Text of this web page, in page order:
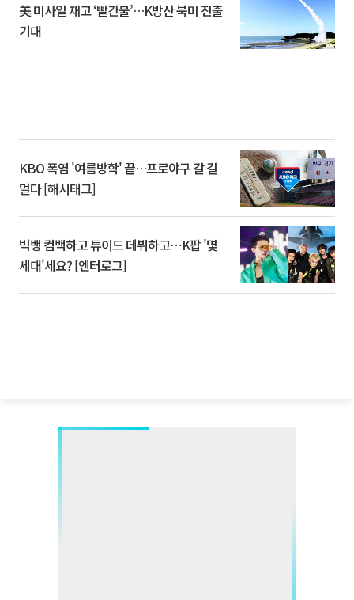
美 미사일 재고 ‘빨간불’…K방산 북미 진출
기대
KBO 폭염 '여름방학' 끝…프로야구 갈 길
멀다 [해시태그]
빅뱅 컴백하고 튜이드 데뷔하고⋯K팝 '몇
세대'세요? [엔터로그]